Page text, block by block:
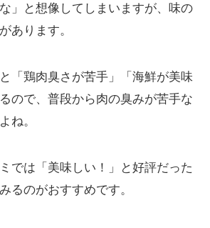
」と想像してしまいますが、味の
あります。
「鶏肉臭さが苦手」「海鮮が美味
ので、普段から肉の臭みが苦手な
ね。
では「美味しい！」と好評だった
るのがおすすめです。